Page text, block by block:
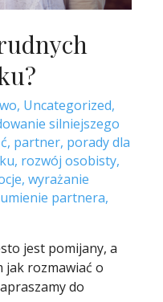
, Uncategorized,
silniejszego
, partner, porady dla
, rozwój osobisty,
,wyrażanie
partnera,
jest pomijany, a
jak rozmawiać o
do